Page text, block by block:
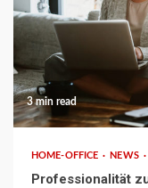
3 min read
HOME-OFFICE NEWS
Professionalität